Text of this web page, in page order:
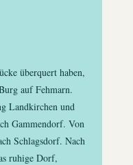
überquert haben,
auf Fehmarn.
Landkirchen und
Gammendorf. Von
Schlagsdorf. Nach
ruhige Dorf,